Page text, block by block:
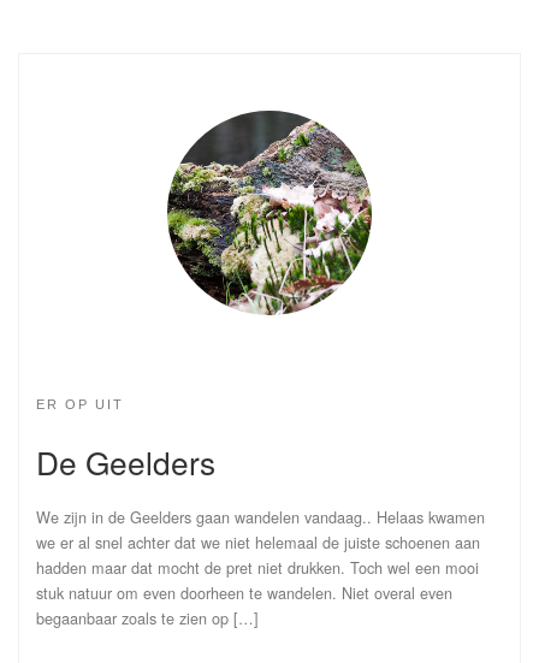
ER OP UIT
De Geelders
We zijn in de Geelders gaan wandelen vandaag.. Helaas kwamen
we er al snel achter dat we niet helemaal de juiste schoenen aan
hadden maar dat mocht de pret niet drukken. Toch wel een mooi
stuk natuur om even doorheen te wandelen. Niet overal even
begaanbaar zoals te zien op […]